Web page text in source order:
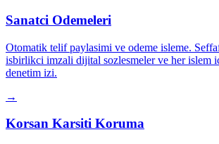
Sanatci Odemeleri
Otomatik telif paylasimi ve odeme isleme.
isbirlikci imzali dijital sozlesmeler ve her islem
denetim izi.
→
Korsan Karsiti Koruma